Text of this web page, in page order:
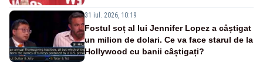
31 iul. 2026, 10:19
Fostul soț al lui Jennifer Lopez a câștigat
un milion de dolari. Ce va face starul de la
Hollywood cu banii câștigați?